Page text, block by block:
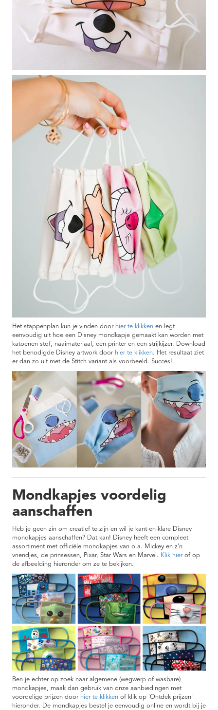
Het stappenplan kun je vinden door hier te klikken en legt
eenvoudig uit hoe een Disney mondkapje gemaakt kan worden met
katoenen stof, naaimateriaal, een printer en een strijkijzer. Download
het benodigde Disney artwork door hier te klikken. Het resultaat ziet
er dan zo uit met de Stitch variant als voorbeeld. Succes!
Mondkapjes voordelig
aanschaffen
Heb je geen zin om creatief te zijn en wil je kant-en-klare Disney
mondkapjes aanschaffen? Dat kan! Disney heeft een compleet
assortiment met officiële mondkapjes van o.a. Mickey en z'n
vriendjes, de prinsessen, Pixar, Star Wars en Marvel. Klik hierof op
de afbeelding hieronder om ze te bekijken.
Ben je echter op zoek naar algemene (wegwerp of wasbare)
mondkapjes, maak dan gebruik van onze aanbiedingen met
voordelige prijzen door hier te klikken of klik op 'Ontdek prijzen'
hieronder. De mondkapjes bestel je eenvoudig online en wordt bij je